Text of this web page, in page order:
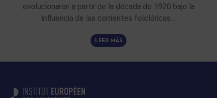
evolucionaron a partir de la década de 1920 bajo la
influencia de las corrientes folclóricas…
LEER MÁS